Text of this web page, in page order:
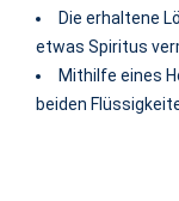
Die erhaltene
etwas Spiritus
Mithilfe eines
beiden